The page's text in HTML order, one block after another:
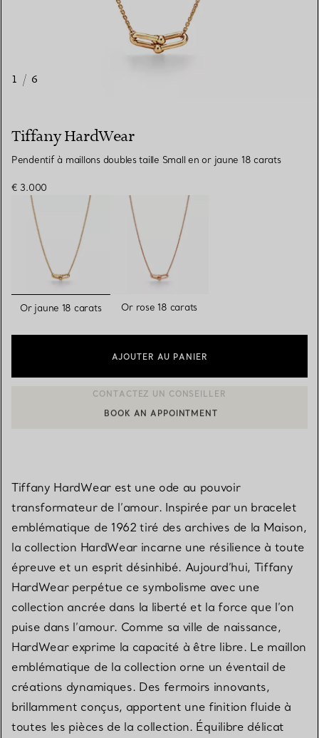
1 / 6
Tiffany HardWear
Pendentif à maillons doubles taille Small en or jaune 18 carats
€ 3.000
sélectionnés
Or jaune 18 carats Or rose 18 carats
AJOUTER AU PANIER
CONTACTER UN CONSEILLER CLIENT OU PRENDRE RENDEZ-
Tiffany HardWear est une ode au pouvoir
transformateur de l’amour. Inspirée par un bracelet
emblématique de 1962 tiré des archives de la Maison,
la collection HardWear incarne une résilience à toute
épreuve et un esprit désinhibé. Aujourd’hui, Tiffany
HardWear perpétue ce symbolisme avec une
collection ancrée dans la liberté et la force que l’on
puise dans l’amour. Comme sa ville de naissance,
HardWear exprime la capacité à être libre. Le maillon
emblématique de la collection orne un éventail de
créations dynamiques. Des fermoirs innovants,
brillamment conçus, apportent une finition fluide à
toutes les pièces de la collection. Équilibre délicat